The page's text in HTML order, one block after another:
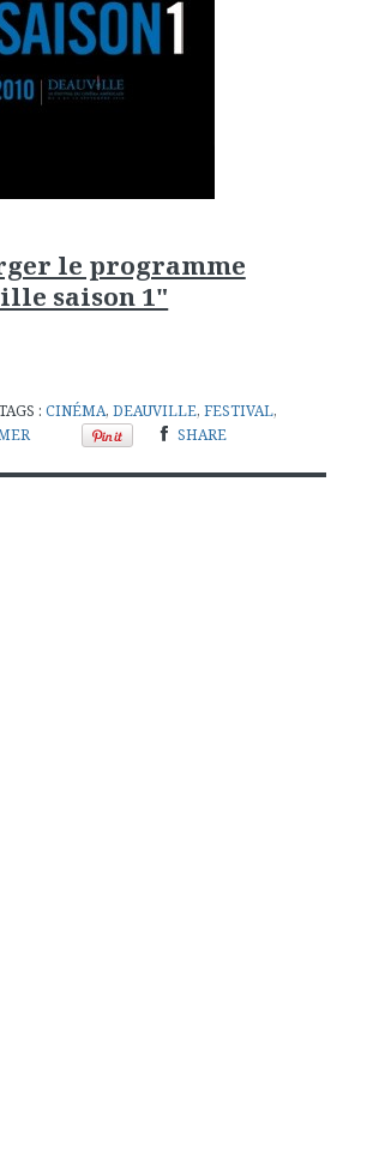
le programme
saison 1"
:CINÉMA,DEAUVILLE,FESTIVAL,
SHARE